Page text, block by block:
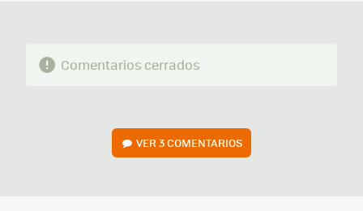
Comentarios cerrados
VER3 COMENTARIOS